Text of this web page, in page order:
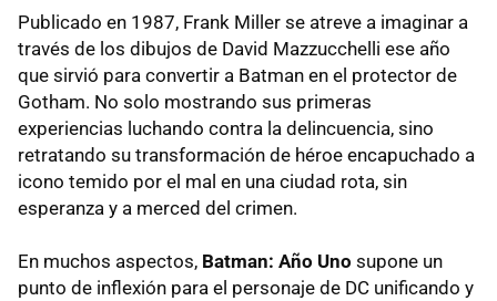
Publicado en 1987, Frank Miller se atreve a imaginar a
través de los dibujos de David Mazzucchelli ese año
que sirvió para convertir a Batman en el protector de
Gotham. No solo mostrando sus primeras
experiencias luchando contra la delincuencia, sino
retratando su transformación de héroe encapuchado a
icono temido por el mal en una ciudad rota, sin
esperanza y a merced del crimen.
En muchos aspectos, Batman: Año Uno supone un
punto de inflexión para el personaje de DC unificando y